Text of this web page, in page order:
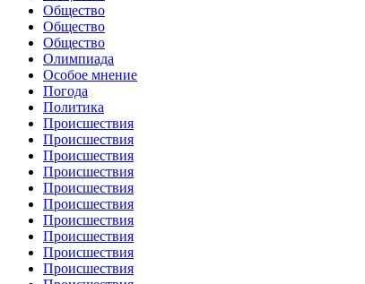
Общество
Общество
Общество
Олимпиада
Особое мнение
Погода
Политика
Происшествия
Происшествия
Происшествия
Происшествия
Происшествия
Происшествия
Происшествия
Происшествия
Происшествия
Происшествия